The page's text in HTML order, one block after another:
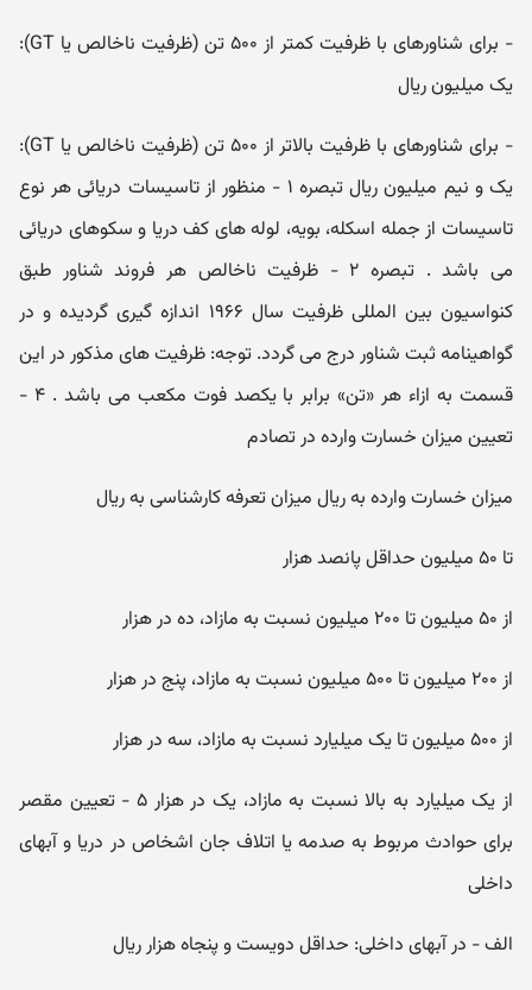
- برای شناورهای با ظرفیت کمتر از ۵۰۰ تن (ظرفیت ناخالص یا GT):
یک میلیون ریال
- برای شناورهای با ظرفیت بالاتر از ۵۰۰ تن (ظرفیت ناخالص یا GT):
یک و نیم میلیون ریال تبصره ۱ - منظور از تاسیسات دریائی هر نوع
تاسیسات از جمله اسکله، بویه، لوله های کف دریا و سکوهای دریائی
می باشد . تبصره ۲ - ظرفیت ناخالص هر فروند شناور طبق
کنواسیون بین المللی ظرفیت سال ۱۹۶۶ اندازه گیری گردیده و در
گواهینامه ثبت شناور درج می گردد. توجه: ظرفیت های مذکور در این
قسمت به ازاء هر «تن» برابر با یکصد فوت مکعب می باشد . ۴ -
تعیین میزان خسارت وارده در تصادم
میزان خسارت وارده به ریال میزان تعرفه کارشناسی به ریال
تا ۵۰ میلیون حداقل پانصد هزار
از ۵۰ میلیون تا ۲۰۰ میلیون نسبت به مازاد، ده در هزار
از ۲۰۰ میلیون تا ۵۰۰ میلیون نسبت به مازاد، پنج در هزار
از ۵۰۰ میلیون تا یک میلیارد نسبت به مازاد، سه در هزار
از یک میلیارد به بالا نسبت به مازاد، یک در هزار ۵ - تعیین مقصر
برای حوادث مربوط به صدمه یا اتلاف جان اشخاص در دریا و آبهای
داخلی
الف - در آبهای داخلی: حداقل دویست و پنجاه هزار ریال